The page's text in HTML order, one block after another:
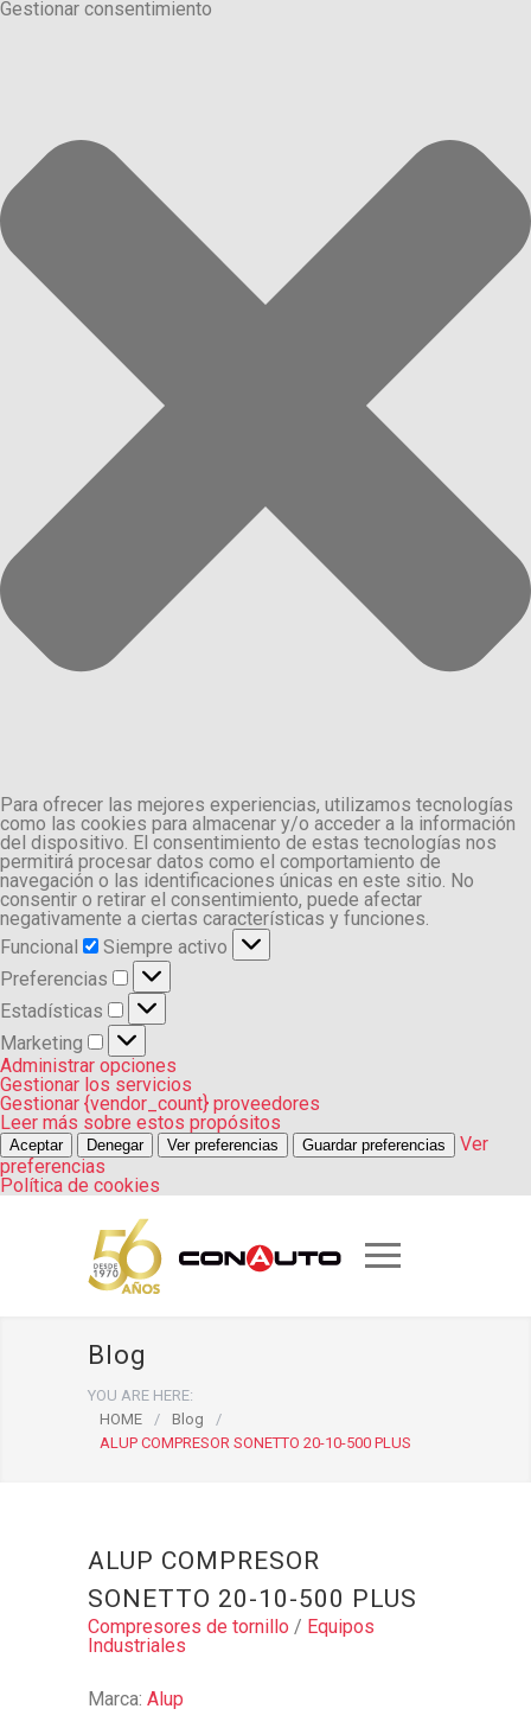
Gestionar consentimiento
Para ofrecer las mejores experiencias, utilizamos tecnologías
como las cookies para almacenar y/o acceder a la información
del dispositivo. El consentimiento de estas tecnologías nos
permitirá procesar datos como el comportamiento de
navegación o las identificaciones únicas en este sitio. No
consentir o retirar el consentimiento, puede afectar
negativamente a ciertas características y funciones.
Funcional
Funcional
Siempre activo
Preferencias
Preferencias
Estadísticas
Estadísticas
Marketing
Marketing
Administrar opciones
Gestionar los servicios
Gestionar {vendor_count} proveedores
Leer más sobre estos propósitos
Aceptar Denegar Ver preferencias Guardar preferencias
Ver
preferencias
Política de cookies
Blog
YOU ARE HERE:
HOME
/ Blog
/
ALUP COMPRESOR SONETTO 20-10-500 PLUS
ALUP COMPRESOR
SONETTO 20-10-500 PLUS
Compresores de tornillo / Equipos
Industriales
Marca: Alup